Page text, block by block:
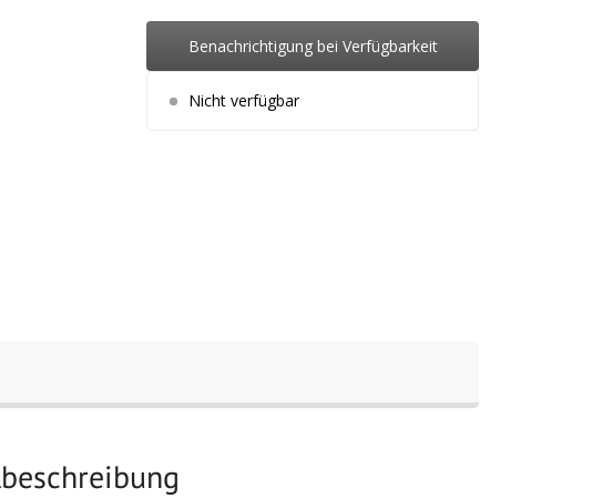
Benachrichtigung bei Verfügbarkeit
Nicht verfügbar